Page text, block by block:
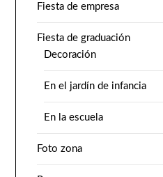
Fiesta de empresa
Fiesta de graduación
Decoración
En el jardín de infancia
En la escuela
Foto zona